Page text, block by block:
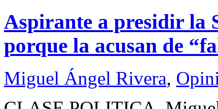
Aspirante a presidir la
porque la acusan de
Miguel Ángel Rivera,